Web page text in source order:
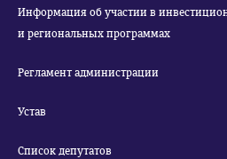
Информация об участии в
и региональных программах
Регламент администрации
Устав
Список депутатов